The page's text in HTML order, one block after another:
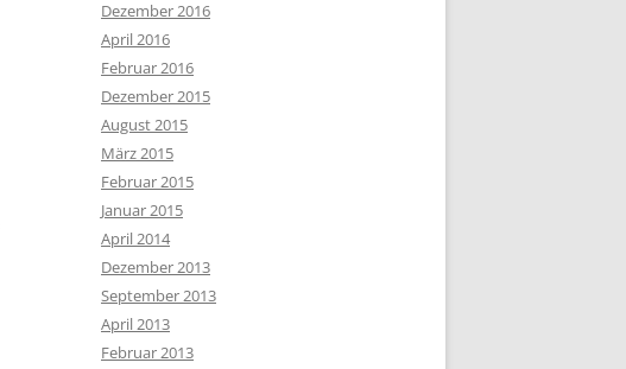
Dezember 2016
April 2016
Februar 2016
Dezember 2015
August 2015
März 2015
Februar 2015
Januar 2015
April 2014
Dezember 2013
September 2013
April 2013
Februar 2013